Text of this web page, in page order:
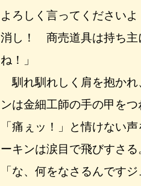
よろしく言ってください
消し！ 商売道具は持ち主
ね！」
馴れ馴れしく肩を抱かれ
ンは金細工師の手の甲を
「痛ぇッ！」と情けない
ーキンは涙目で飛びすさる
「な、何をなさるんです